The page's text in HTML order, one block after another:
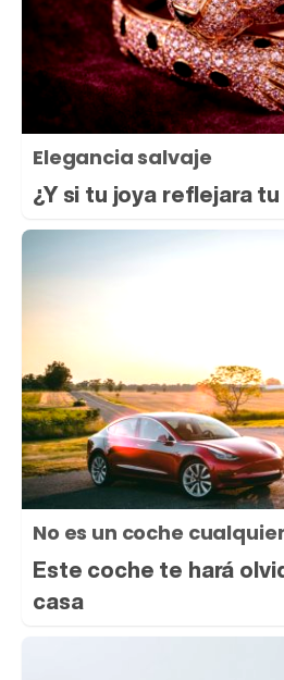
Elegancia salvaje
¿Y si tu joya reflejara
No es un coche
Este coche te hará
casa